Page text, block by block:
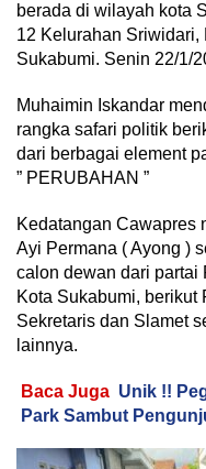
berada di wilayah kota
12 Kelurahan Sriwidari,
Sukabumi. Senin 22/1/
Muhaimin Iskandar
rangka safari politik
dari berbagai element
” PERUBAHAN ”
Kedatangan Cawapres
Ayi Permana ( Ayong )
calon dewan dari partai
Kota Sukabumi, berikut
Sekretaris dan Slamet
lainnya.
Baca Juga Unik !!
Park Sambut